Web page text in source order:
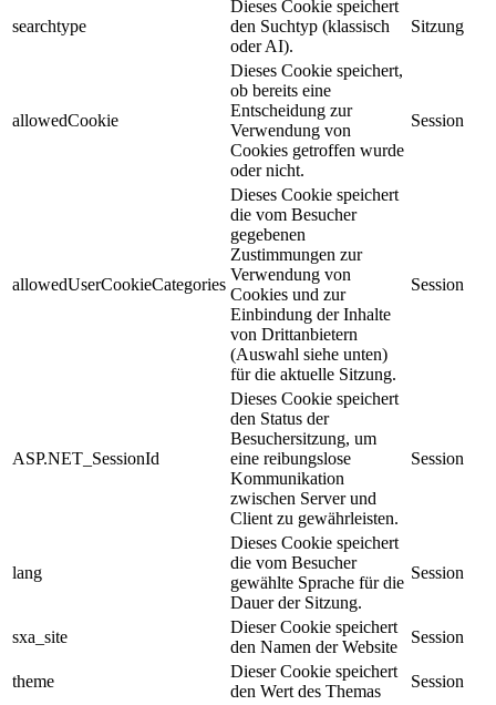
searchtype
Dieses Cookie speichert
den Suchtyp (klassisch
oder AI).
Sitzung
allowedCookie
Dieses Cookie speichert,
ob bereits eine
Entscheidung zur
Verwendung von
Cookies getroffen wurde
oder nicht.
Session
allowedUserCookieCategories
Dieses Cookie speichert
die vom Besucher
gegebenen
Zustimmungen zur
Verwendung von
Cookies und zur
Einbindung der Inhalte
von Drittanbietern
(Auswahl siehe unten)
für die aktuelle Sitzung.
Session
ASP.NET_SessionId
Dieses Cookie speichert
den Status der
Besuchersitzung, um
eine reibungslose
Kommunikation
zwischen Server und
Client zu gewährleisten.
Session
lang
Dieses Cookie speichert
die vom Besucher
gewählte Sprache für die
Dauer der Sitzung.
Session
sxa_site
Dieser Cookie speichert
den Namen der Website
Session
theme
Dieser Cookie speichert
den Wert des Themas
Session